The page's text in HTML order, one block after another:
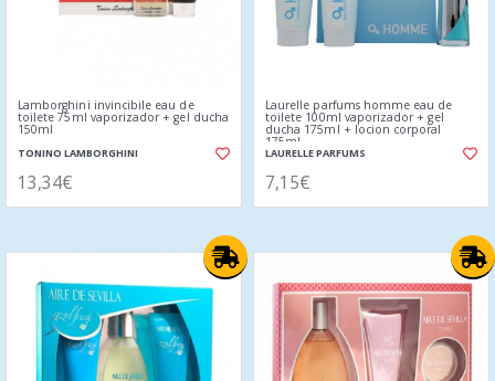
Lamborghini invincibile eau de
toilete 75ml vaporizador + gel ducha
150ml
TONINO LAMBORGHINI
13,34€
Laurelle parfums homme eau de
toilete 100ml vaporizador + gel
ducha 175ml + locion corporal
175ml
LAURELLE PARFUMS
7,15€